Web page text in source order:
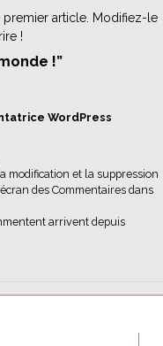
premier article. Modifiez-le
!
!”
WordPress
modification et la suppression
des Commentaires dans
arrivent depuis